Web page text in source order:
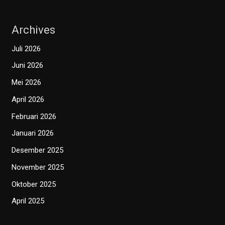
Archives
Juli 2026
Juni 2026
Mei 2026
April 2026
Februari 2026
Januari 2026
Desember 2025
November 2025
Oktober 2025
April 2025